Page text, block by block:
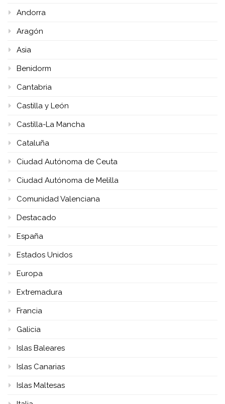
Andorra
Aragón
Asia
Benidorm
Cantabria
Castilla y León
Castilla-La Mancha
Cataluña
Ciudad Autónoma de Ceuta
Ciudad Autónoma de Melilla
Comunidad Valenciana
Destacado
España
Estados Unidos
Europa
Extremadura
Francia
Galicia
Islas Baleares
Islas Canarias
Islas Maltesas